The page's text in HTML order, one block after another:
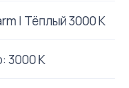
| Тёплый 3000 K
3000 K